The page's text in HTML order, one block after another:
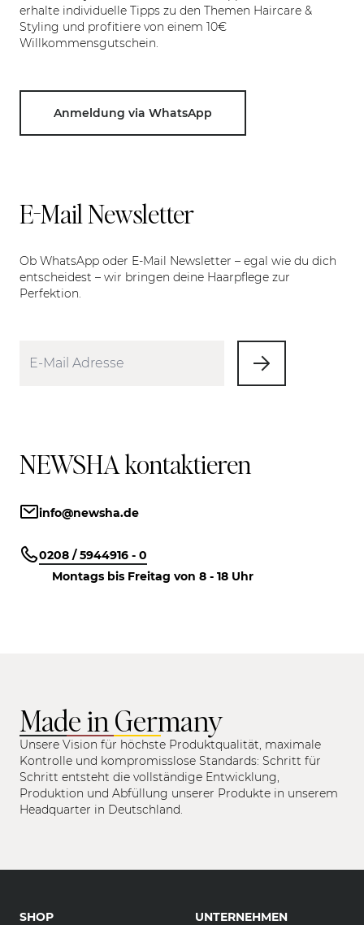
erhalte individuelle Tipps zu den Themen Haircare &
Styling und profitiere von einem 10€
Willkommensgutschein.
Anmeldung via WhatsApp
E-Mail Newsletter
Ob WhatsApp oder E-Mail Newsletter – egal wie du dich
entscheidest – wir bringen deine Haarpflege zur
Perfektion.
NEWSHA kontaktieren
info@newsha.de
0208 / 5944916 - 0
Montags bis Freitag von 8 - 18 Uhr
Made in Germany
Unsere Vision für höchste Produktqualität, maximale
Kontrolle und kompromisslose Standards: Schritt für
Schritt entsteht die vollständige Entwicklung,
Produktion und Abfüllung unserer Produkte in unserem
Headquarter in Deutschland.
SHOP UNTERNEHMEN